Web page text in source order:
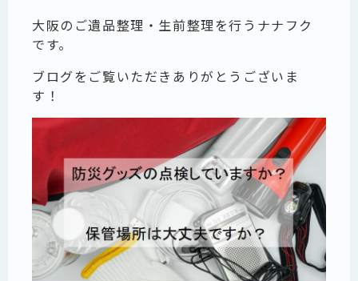
大阪のご遺品整理・生前整理を行うナナフク
です。
ブログをご覧いただきありがとうございま
す！